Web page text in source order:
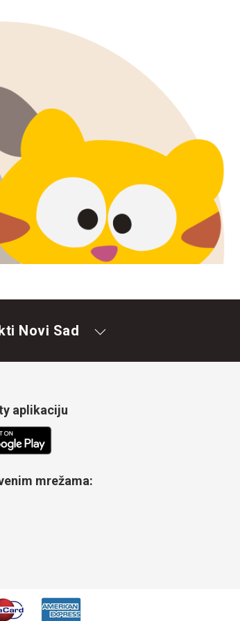
Novi Sad
aplikaciju
mrežama: